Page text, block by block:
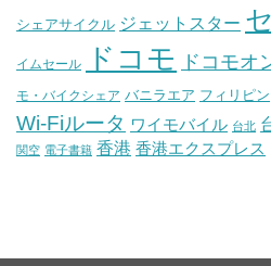
シェアサイクル ジェットスター
イムセール ドコモ ドコモオ
モ・バイクシェア バニラエア フィリピン
Wi-Fiルータ ワイモバイル 台北
関空 電子書籍 香港 香港エクスプレス